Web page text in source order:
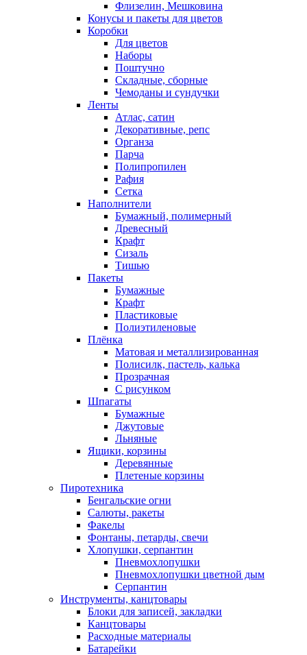
Флизелин, Мешковина
Конусы и пакеты для цветов
Коробки
Для цветов
Наборы
Поштучно
Складные, сборные
Чемоданы и сундучки
Ленты
Атлас, сатин
Декоративные, репс
Органза
Парча
Полипропилен
Рафия
Сетка
Наполнители
Бумажный, полимерный
Древесный
Крафт
Сизаль
Тишью
Пакеты
Бумажные
Крафт
Пластиковые
Полиэтиленовые
Плёнка
Матовая и металлизированная
Полисилк, пастель, калька
Прозрачная
С рисунком
Шпагаты
Бумажные
Джутовые
Льняные
Ящики, корзины
Деревянные
Плетеные корзины
Пиротехника
Бенгальские огни
Салюты, ракеты
Факелы
Фонтаны, петарды, свечи
Хлопушки, серпантин
Пневмохлопушки
Пневмохлопушки цветной дым
Серпантин
Инструменты, канцтовары
Блоки для записей, закладки
Канцтовары
Расходные материалы
Батарейки